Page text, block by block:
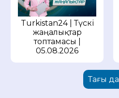
Turkistan24 | Түскі
жаңалықтар
топтамасы |
05.08.2026
Тағы да